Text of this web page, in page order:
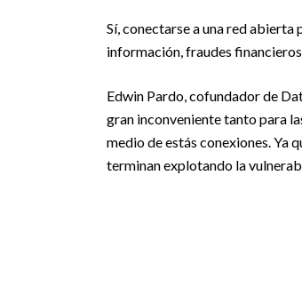
Sí, conectarse a una red
información, fraudes
Edwin Pardo, cofundador de
gran inconveniente tanto para
medio de estás conexiones. Ya
terminan explotando la